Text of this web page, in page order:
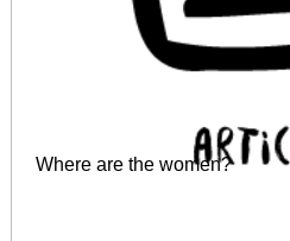
Where are the women?